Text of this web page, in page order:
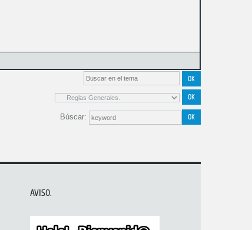
Búscar:
AVISO.